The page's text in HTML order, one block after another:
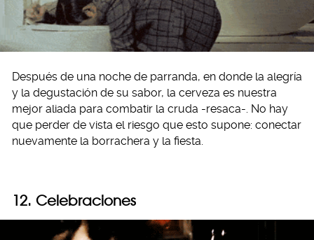
Después de una noche de parranda, en donde la alegría
y la degustación de su sabor, la cerveza es nuestra
mejor aliada para combatir la cruda -resaca-. No hay
que perder de vista el riesgo que esto supone: conectar
nuevamente la borrachera y la fiesta.
12. Celebraciones